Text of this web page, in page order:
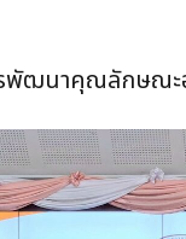
พัฒนาคุณลักษณะ